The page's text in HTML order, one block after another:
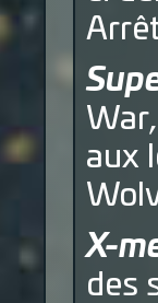
aux
X-
des